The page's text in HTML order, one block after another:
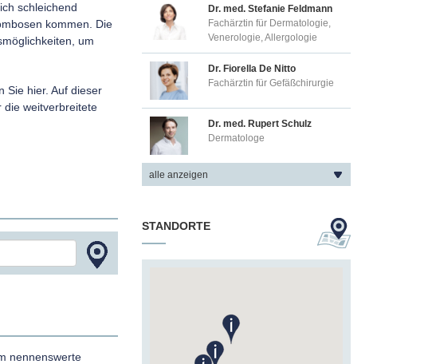
schleichend
kommen. Die
um
Sie hier. Auf dieser
die weitverbreitete
nennenswerte
Dr. med. Stefanie Feldmann
Fachärztin für Dermatologie,
Venerologie, Allergologie
Dr. Fiorella De Nitto
Fachärztin für Gefäßchirurgie
Dr. med. Rupert Schulz
Dermatologe
alle anzeigen
STANDORTE